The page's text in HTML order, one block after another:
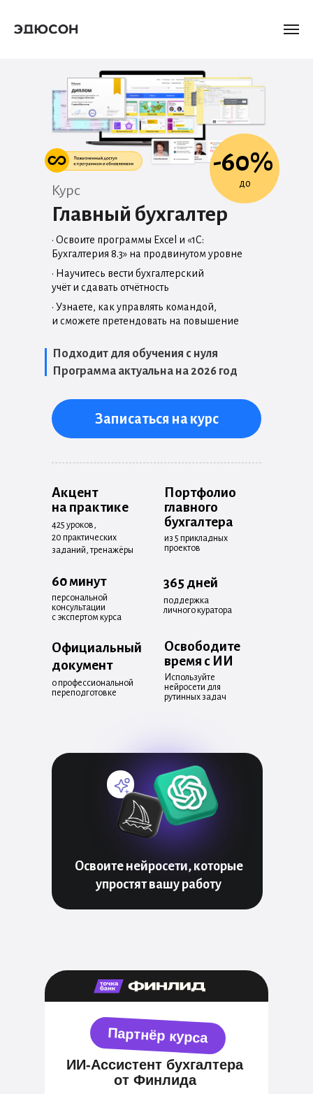
Главный бухгалтер
Курс
Записаться на курс
-60%
до
Подходит для обучения с нуля
Программа актуальна на 2026 год
• Научитесь вести бухгалтерский
учёт и сдавать отчётность
• Освоите программы Excel и «1С:
Бухгалтерия 8.3» на продвинутом уровне
• Узнаете, как управлять командой,
и сможете претендовать на повышение
Акцент
на практике
425 уроков,
20 практических
заданий, тренажёры
365 дней
поддержка
личного куратора
Официальный
документ
о профессиональной
переподготовке
60 минут
персональной
консультации
с экспертом курса
Освободите
время с ИИ
Используйте
нейросети для
рутинных задач
Портфолио
главного
бухгалтера
из 5 прикладных
проектов
Освоите нейросети, которые
упростят вашу работу
Партнёр курса
ИИ-Ассистент бухгалтера
от Финлида